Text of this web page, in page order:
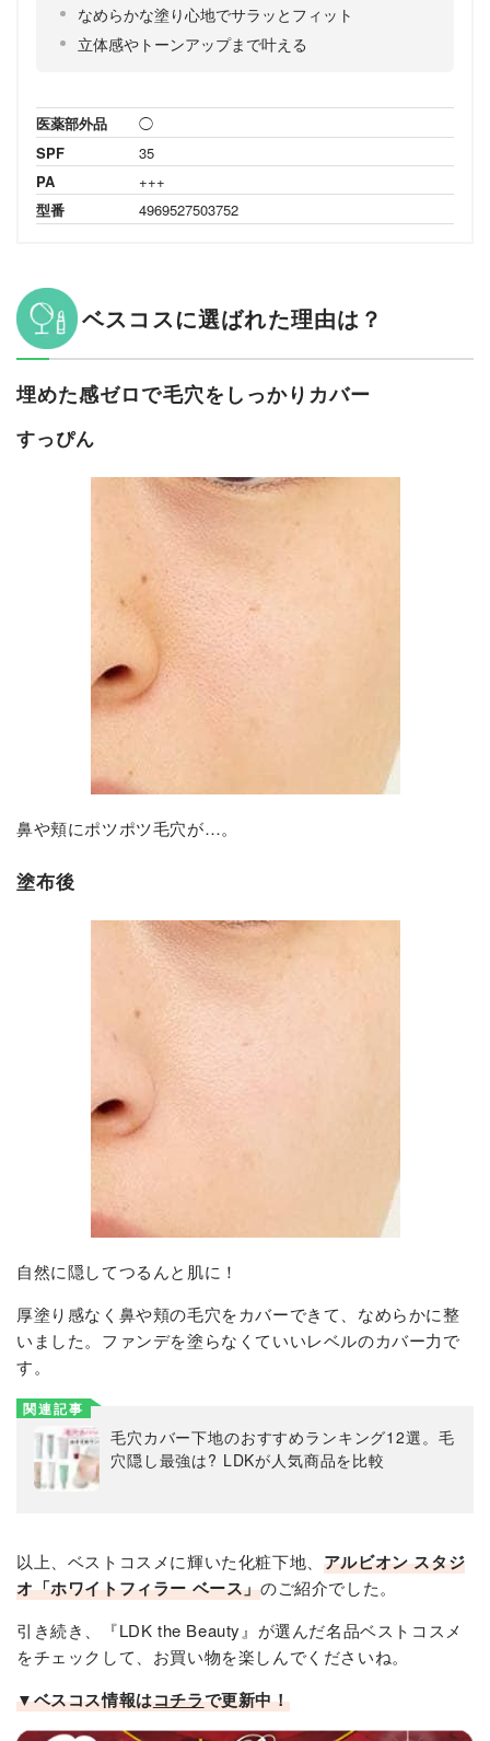
なめらかな塗り心地でサラッとフィット
立体感やトーンアップまで叶える
医薬部外品
◯
SPF
35
PA
+++
型番
4969527503752
ベスコスに選ばれた理由は？
埋めた感ゼロで毛穴をしっかりカバー
すっぴん
鼻や頬にポツポツ毛穴が…。
塗布後
自然に隠してつるんと肌に！
厚塗り感なく鼻や頬の毛穴をカバーできて、なめらかに整
いました。ファンデを塗らなくていいレベルのカバー力で
す。
関連記事
毛穴カバー下地のおすすめランキング12選。毛
穴隠し最強は? LDKが人気商品を比較
以上、ベストコスメに輝いた化粧下地、 アルビオン スタジ
オ「ホワイトフィラー ベース」のご紹介でした。
引き続き、『LDK the Beauty』が選んだ名品ベストコスメ
をチェックして、お買い物を楽しんでくださいね。
▼ベスコス情報はコチラで更新中！